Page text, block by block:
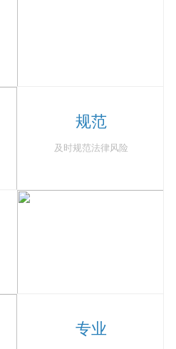
规范
及时规范法律风险
专业